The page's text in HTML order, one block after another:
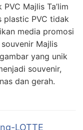
Majlis Ta’lim
plastic PVC tidak
media promosi
Majlis
yang unik
souvenir,
dan gerah.
LOTTE